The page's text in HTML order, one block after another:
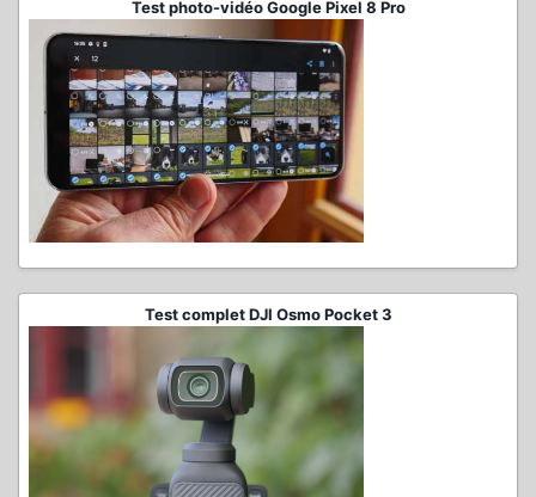
Test photo-vidéo Google Pixel 8 Pro
Test complet DJI Osmo Pocket 3